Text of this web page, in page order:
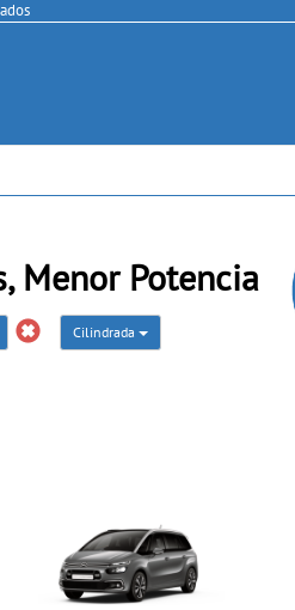
Menor Potencia
Cilindrada